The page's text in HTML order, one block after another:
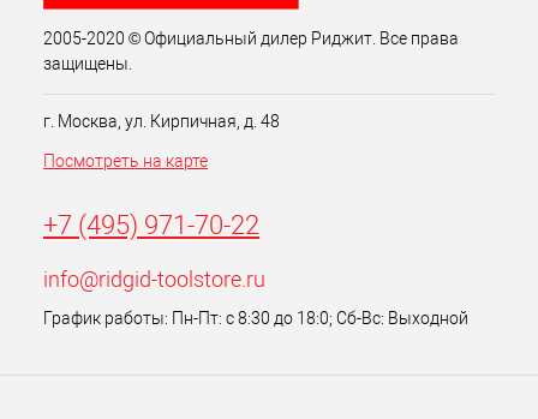
2005-2020 © Официальный дилер Риджит. Все права
защищены.
г. Москва, ул. Кирпичная, д. 48
Посмотреть на карте
+7 (495) 971-70-22
info@ridgid-toolstore.ru
График работы: Пн-Пт: с 8:30 до 18:0; Сб-Вс: Выходной